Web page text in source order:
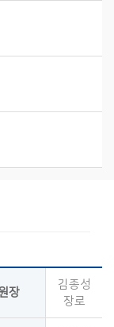
장
김종성
장로